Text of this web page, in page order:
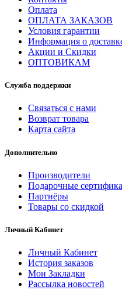
Оплата
ОПЛАТА ЗАКАЗОВ
Условия гарантии
Информация о
Акции и Скидки
ОПТОВИКАМ
Служба поддержки
Связаться с нами
Возврат товара
Карта сайта
Дополнительно
Производители
Подарочные
Партнёры
Товары со скидкой
Личный Кабинет
Личный Кабинет
История заказов
Мои Закладки
Рассылка новостей